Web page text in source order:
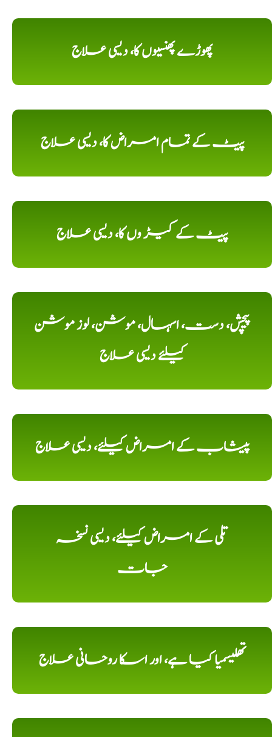
پھوڑے پھنسیوں کا، دیسی علاج
پیٹ کے تمام امراض کا، دیسی علاج
پیٹ کے کیڑ وں کا، دیسی علاج
پیچش، دست، اسہال، موشن، لوز موشن
کیلئے دیسی علاج
پیشاب کے امراض کیلئے، دیسی علاج
تلی کے امراض کیلئے، دیسی نسخہ
جات
تھلیسمیا کیا ہے، اور اسکا روحانی علاج